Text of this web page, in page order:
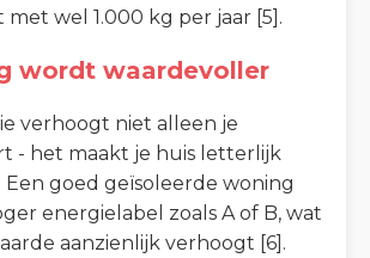
met wel 1.000 kg per jaar [5].
wordt waardevoller
verhoogt niet alleen je
- het maakt je huis letterlijk
Een goed geïsoleerde woning
energielabel zoals A of B, wat
aanzienlijk verhoogt [6].